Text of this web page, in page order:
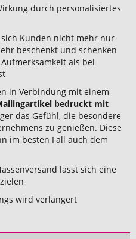
durch personalisiertes
Kunden nicht mehr nur
beschenkt und schenken
als bei
in Verbindung mit einem
bedruckt mit
das Gefühl, die besondere
zu genießen. Diese
im besten Fall auch dem
lässt sich eine
wird verlängert